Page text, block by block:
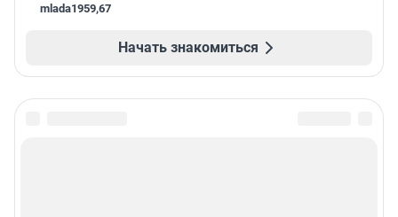
mlada1959,67
Начать знакомиться